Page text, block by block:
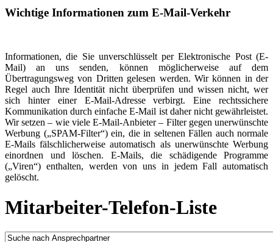
Wichtige Informationen zum E-Mail-Verkehr
Informationen, die Sie unverschlüsselt per Elektronische Post (E-
Mail) an uns senden, können möglicherweise auf dem
Übertragungsweg von Dritten gelesen werden. Wir können in der
Regel auch Ihre Identität nicht überprüfen und wissen nicht, wer
sich hinter einer E-Mail-Adresse verbirgt. Eine rechtssichere
Kommunikation durch einfache E-Mail ist daher nicht gewährleistet.
Wir setzen – wie viele E-Mail-Anbieter – Filter gegen unerwünschte
Werbung („SPAM-Filter“) ein, die in seltenen Fällen auch normale
E-Mails fälschlicherweise automatisch als unerwünschte Werbung
einordnen und löschen. E-Mails, die schädigende Programme
(„Viren“) enthalten, werden von uns in jedem Fall automatisch
gelöscht.
Mitarbeiter-Telefon-Liste